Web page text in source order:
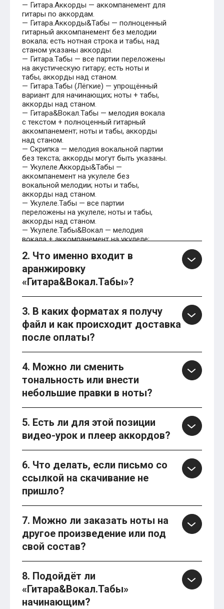
— Гитара.Аккорды — аккомпанемент для
гитары по аккордам.
— Гитара.Аккорды&Табы — полноценный
гитарный аккомпанемент без мелодии
вокала; есть нотная строка и табы, над
станом указаны аккорды.
— Гитара.Табы — все партии переложены
на акустическую гитару; есть ноты и
табы, аккорды над станом.
— Гитара.Табы (Лёгкие) — упрощённый
вариант для начинающих; ноты + табы,
аккорды над станом.
— Гитара&Вокал.Табы — мелодия вокала
с текстом + полноценный гитарный
аккомпанемент; ноты и табы, аккорды
над станом.
— Скрипка — мелодия вокальной партии
без текста; аккорды могут быть указаны.
— Укулеле.Аккорды&Табы —
аккомпанемент на укулеле без
вокальной мелодии; ноты и табы,
аккорды над станом.
— Укулеле.Табы — все партии
переложены на укулеле; ноты и табы,
аккорды над станом.
— Укулеле.Табы&Вокал — мелодия
вокала + аккомпанемент на укулеле;
«Гитара&Вокал.Табы» на сайте доступны
такие издания для укулеле.)
2. Что именно входит в
аранжировку
«Гитара&Вокал.Табы»?
3. В каких форматах я получу
файл и как происходит доставка
после оплаты?
4. Можно ли сменить
тональность или внести
небольшие правки в ноты?
5. Есть ли для этой позиции
видео-урок и плеер аккордов?
6. Что делать, если письмо со
ссылкой на скачивание не
пришло?
7. Можно ли заказать ноты на
другое произведение или под
свой состав?
8. Подойдёт ли
«Гитара&Вокал.Табы»
начинающим?